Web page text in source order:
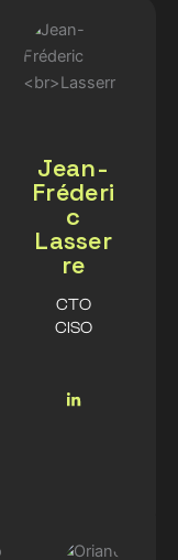
Jean-
Fréderi
c
Lasser
re
CTO
CISO